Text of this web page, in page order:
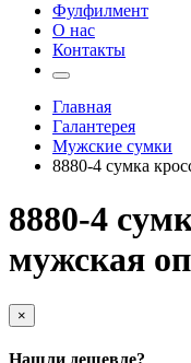
Фулфилмент
О нас
Контакты
Главная
Галантерея
Мужские сумки
8880-4 сумка
8880-4
мужская
×